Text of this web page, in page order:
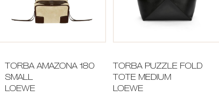
TORBA AMAZONA 180
SMALL
LOEWE
TORBA PUZZLE FOLD
TOTE MEDIUM
LOEWE